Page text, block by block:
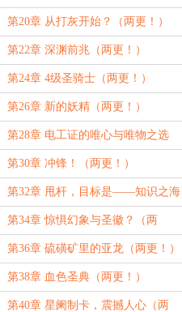
第20章 从打灰开始？（两更！）
第22章 深渊前兆（两更！）
第24章 4级圣骑士（两更！）
第26章 新的妖精（两更！）
第28章 电工证的唯心与唯物之选
（两更！）
第30章 冲锋！（两更！）
第32章 甩杆，目标是——知识之海
（两更！）
第34章 惊惧幻象与圣徽？（两
更！）
第36章 硫磺矿里的亚龙（两更！）
第38章 血色圣典（两更！）
第40章 星阑制卡，震撼人心（两